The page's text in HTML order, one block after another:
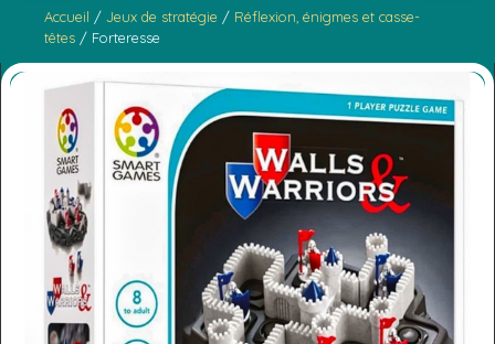
Accueil /Jeux de stratégie / Réflexion, énigmes et casse-
têtes / Forteresse